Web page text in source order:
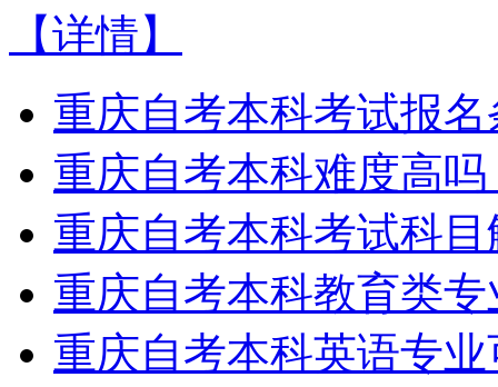
【详情】
重庆自考本科考试报
重庆自考本科难度高
重庆自考本科考试科
重庆自考本科教育类
重庆自考本科英语专